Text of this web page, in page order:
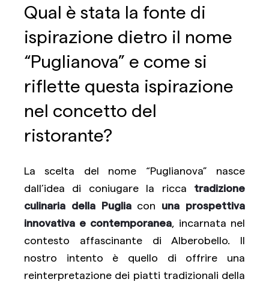
Qual è stata la fonte di
ispirazione dietro il nome
“Puglianova” e come si
riflette questa ispirazione
nel concetto del
ristorante?
La scelta del nome “Puglianova” nasce
dall’idea di coniugare la ricca tradizione
culinaria della Pugliacon una prospettiva
innovativa e contemporanea , incarnata nel
contesto affascinante di Alberobello. Il
nostro intento è quello di offrire una
reinterpretazione dei piatti tradizionali della